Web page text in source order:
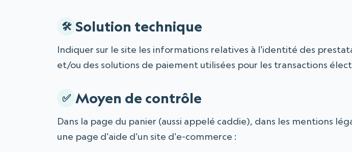
Solution technique
Indiquer sur le site les informations relatives à l'identité des
et/ou des solutions de paiement utilisées pour les transactions
Moyen de contrôle
Dans la page du panier (aussi appelé caddie), dans les mentions
une page d'aide d'un site d'e-commerce :